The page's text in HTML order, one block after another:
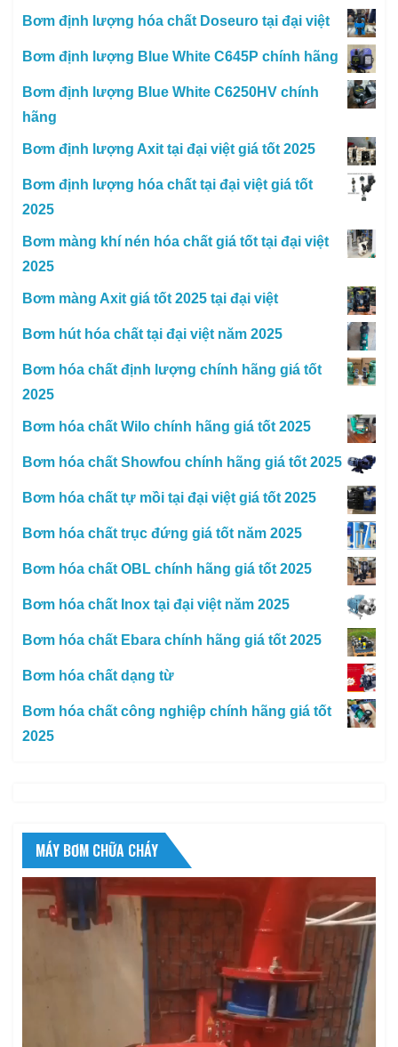
Bơm định lượng hóa chất Doseuro tại đại việt
Bơm định lượng Blue White C645P chính hãng
Bơm định lượng Blue White C6250HV chính
hãng
Bơm định lượng Axit tại đại việt giá tốt 2025
Bơm định lượng hóa chất tại đại việt giá tốt
2025
Bơm màng khí nén hóa chất giá tốt tại đại việt
2025
Bơm màng Axit giá tốt 2025 tại đại việt
Bơm hút hóa chất tại đại việt năm 2025
Bơm hóa chất định lượng chính hãng giá tốt
2025
Bơm hóa chất Wilo chính hãng giá tốt 2025
Bơm hóa chất Showfou chính hãng giá tốt 2025
Bơm hóa chất tự mồi tại đại việt giá tốt 2025
Bơm hóa chất trục đứng giá tốt năm 2025
Bơm hóa chất OBL chính hãng giá tốt 2025
Bơm hóa chất Inox tại đại việt năm 2025
Bơm hóa chất Ebara chính hãng giá tốt 2025
Bơm hóa chất dạng từ
Bơm hóa chất công nghiệp chính hãng giá tốt
2025
MÁY BƠM CHỮA CHÁY
Trình
chơi